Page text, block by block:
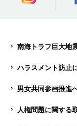
南海トラフ巨大地
ハラスメント防止
男女共同参画推進
人権問題に関する